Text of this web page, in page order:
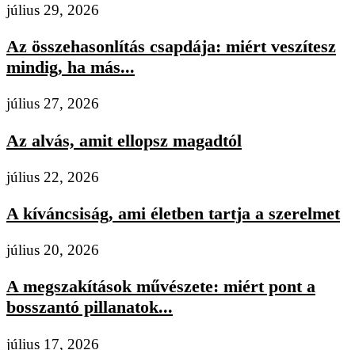
július 29, 2026
Az összehasonlítás csapdája: miért veszítesz
mindig, ha más...
július 27, 2026
Az alvás, amit ellopsz magadtól
július 22, 2026
A kíváncsiság, ami életben tartja a szerelmet
július 20, 2026
A megszakítások művészete: miért pont a
bosszantó pillanatok...
július 17, 2026